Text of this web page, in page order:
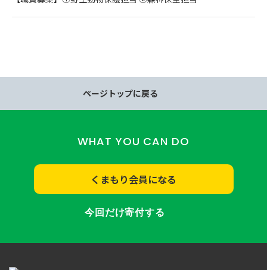
ページトップに戻る
WHAT YOU CAN DO
くまもり会員になる
今回だけ寄付する